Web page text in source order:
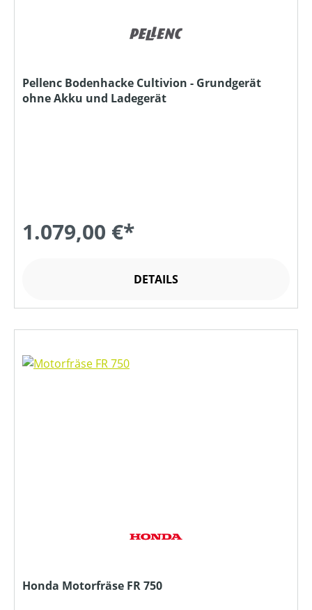
Pellenc Bodenhacke Cultivion - Grundgerät
ohne Akku und Ladegerät
1.079,00 €*
DETAILS
Honda Motorfräse FR 750